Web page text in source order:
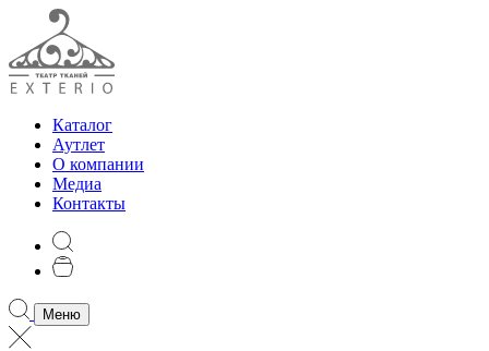
Каталог
Аутлет
О компании
Медиа
Контакты
Меню